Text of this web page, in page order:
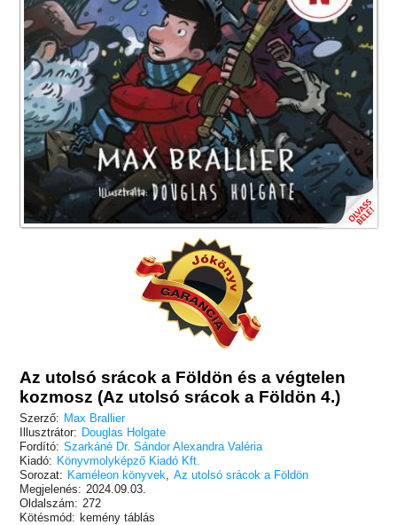
Az utolsó srácok a Földön és a végtelen
kozmosz (Az utolsó srácok a Földön 4.)
Szerző: Max Brallier
Illusztrátor: Douglas Holgate
Fordító: Szarkáné Dr. Sándor Alexandra Valéria
Kiadó: Könyvmolyképző Kiadó Kft.
Sorozat: Kaméleon könyvek
Az utolsó srácok a Földön
Megjelenés: 2024.09.03.
Oldalszám: 272
Kötésmód: kemény táblás